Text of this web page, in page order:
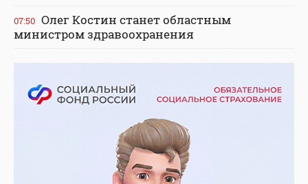
07:50 Олег Костин станет областным
министром здравоохранения